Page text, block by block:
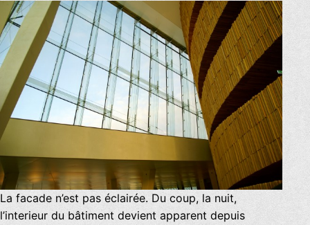
La facade n’est pas éclairée. Du coup, la nuit,
l’interieur du bâtiment devient apparent depuis